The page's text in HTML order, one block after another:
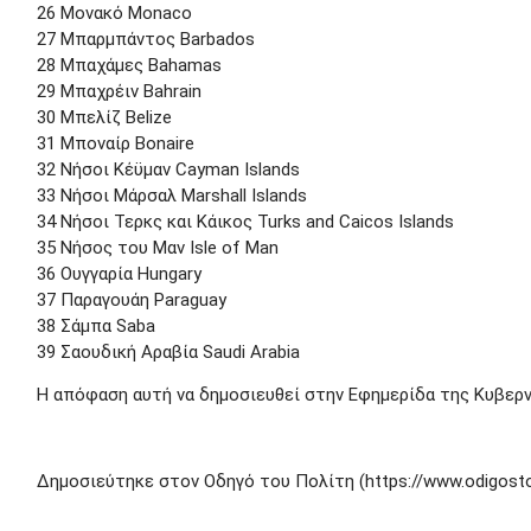
26 Μονακό Monaco
27 Μπαρμπάντος Barbados
28 Μπαχάμες Bahamas
29 Μπαχρέιν Bahrain
30 Μπελίζ Belize
31 Μποναίρ Bonaire
32 Νήσοι Κέϋμαν Cayman Islands
33 Νήσοι Μάρσαλ Marshall Islands
34 Νήσοι Τερκς και Κάικος Turks and Caicos Islands
35 Νήσος του Μαν Isle of Man
36 Ουγγαρία Hungary
37 Παραγουάη Paraguay
38 Σάμπα Saba
39 Σαουδική Αραβία Saudi Arabia
Η απόφαση αυτή να δημοσιευθεί στην Εφημερίδα της
Δημοσιεύτηκε στον Οδηγό του Πολίτη (https://